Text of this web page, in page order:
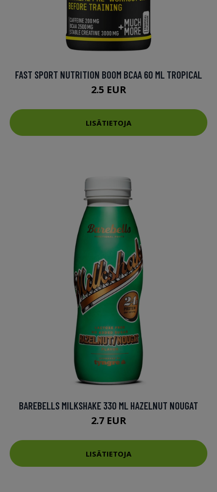
FAST SPORT NUTRITION BOOM BCAA 60 ML TROPICAL
2.5 EUR
LISÄTIETOJA
BAREBELLS MILKSHAKE 330 ML HAZELNUT NOUGAT
2.7 EUR
LISÄTIETOJA